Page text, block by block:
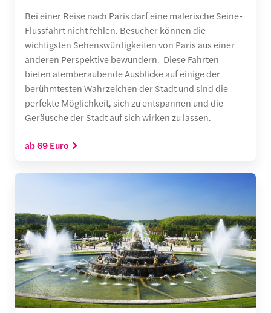
Bei einer Reise nach Paris darf eine malerische Seine-
Flussfahrt nicht fehlen. Besucher können die
wichtigsten Sehenswürdigkeiten von Paris aus einer
anderen Perspektive bewundern. Diese Fahrten
bieten atemberaubende Ausblicke auf einige der
berühmtesten Wahrzeichen der Stadt und sind die
perfekte Möglichkeit, sich zu entspannen und die
Geräusche der Stadt auf sich wirken zu lassen.
ab 69 Euro